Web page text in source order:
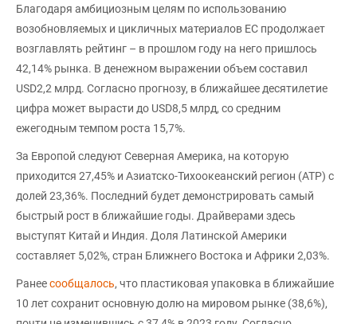
Благодаря амбициозным целям по использованию
возобновляемых и цикличных материалов ЕС продолжает
возглавлять рейтинг – в прошлом году на него пришлось
42,14% рынка. В денежном выражении объем составил
USD2,2 млрд. Согласно прогнозу, в ближайшее десятилетие
цифра может вырасти до USD8,5 млрд, со средним
ежегодным темпом роста 15,7%.
За Европой следуют Северная Америка, на которую
приходится 27,45% и Азиатско-Тихоокеанский регион (АТР) с
долей 23,36%. Последний будет демонстрировать самый
быстрый рост в ближайшие годы. Драйверами здесь
выступят Китай и Индия. Доля Латинской Америки
составляет 5,02%, стран Ближнего Востока и Африки 2,03%.
Ранеесообщалось, что пластиковая упаковка в ближайшие
10 лет сохранит основную долю на мировом рынке (38,6%),